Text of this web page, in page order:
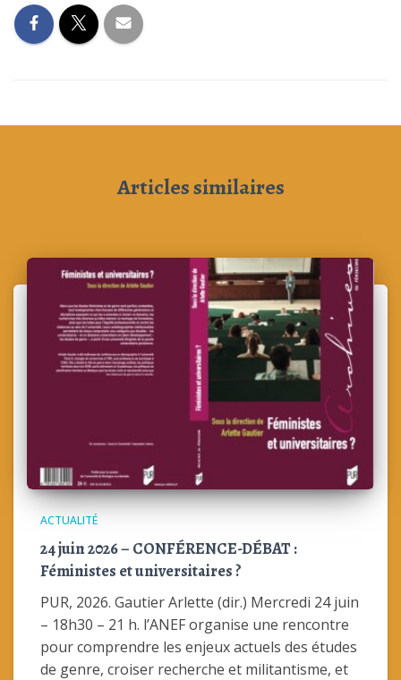
Articles similaires
ACTUALITÉ
24 juin 2026 – CONFÉRENCE-DÉBAT :
Féministes et universitaires ?
PUR, 2026. Gautier Arlette (dir.) Mercredi 24 juin
– 18h30 – 21 h. l’ANEF organise une rencontre
pour comprendre les enjeux actuels des études
de genre, croiser recherche et militantisme, et